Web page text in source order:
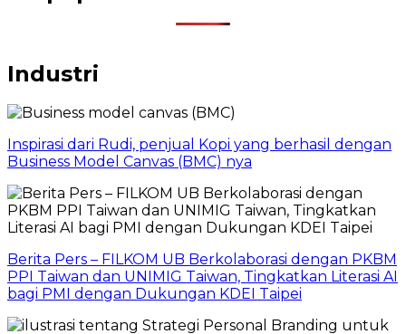
Industri
Inspirasi dari Rudi, penjual Kopi yang berhasil dengan
Business Model Canvas (BMC) nya
Berita Pers – FILKOM UB Berkolaborasi dengan PKBM
PPI Taiwan dan UNIMIG Taiwan, Tingkatkan Literasi AI
bagi PMI dengan Dukungan KDEI Taipei